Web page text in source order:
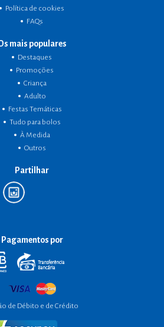
Política de cookies
FAQs
mais populares
Destaques
Promoções
Criança
Adulto
Festas Temáticas
Tudo para bolos
À Medida
Outros
Partilhar
Pagamentos por
de Débito e de Crédito